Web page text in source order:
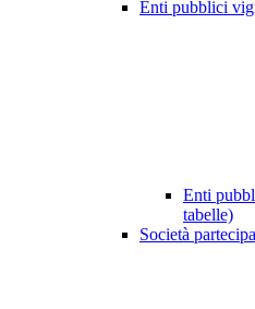
Enti pubblici
Enti
tabelle)
Società